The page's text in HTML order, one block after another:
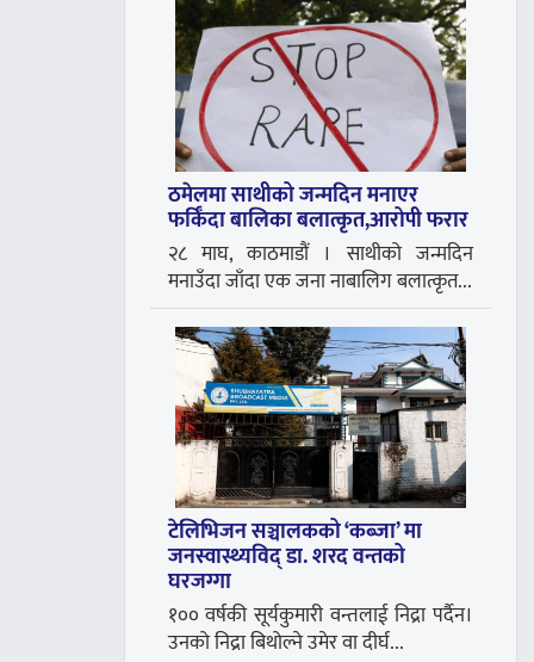
ठमेलमा साथीको जन्मदिन मनाएर
फर्किँदा बालिका बलात्कृत,आरोपी फरार
२८ माघ, काठमाडौं । साथीको जन्मदिन
मनाउँदा जाँदा एक जना नाबालिग बलात्कृत...
टेलिभिजन सञ्चालकको ‘कब्जा’ मा
जनस्वास्थ्यविद् डा. शरद वन्तको
घरजग्गा
१०० वर्षकी सूर्यकुमारी वन्तलाई निद्रा पर्दैन।
उनको निद्रा बिथोल्ने उमेर वा दीर्घ...